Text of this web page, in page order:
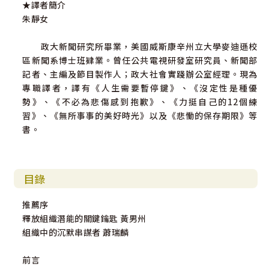
★譯者簡介
朱靜女
政大新聞研究所畢業，美國威斯康辛州立大學麥迪遜校
區新聞系博士班肄業。曾任公共電視研發室研究員、新聞部
記者、主編及節目製作人；政大社會實踐辦公室經理。現為
專職譯者，譯有《人生需要暫停鍵》、《沒定性是種優
勢》、《不必為悲傷感到抱歉》、《力挺自己的12個練
習》、《無所事事的美好時光》以及《悲慟的保存期限》等
書。
目錄
推薦序
釋放組織潛能的關鍵鑰匙 黃男州
組織中的沉默串謀者 蕭瑞麟
前言